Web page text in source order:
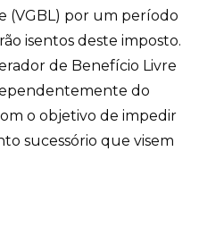
(VGBL) por um período
isentos deste imposto.
de Benefício Livre
do
o objetivo de impedir
sucessório que visem